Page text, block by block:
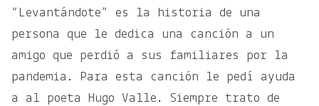
“Levantándote” es la historia de una
persona que le dedica una canción a un
amigo que perdió a sus familiares por la
pandemia. Para esta canción le pedí ayuda
a al poeta Hugo Valle. Siempre trato de